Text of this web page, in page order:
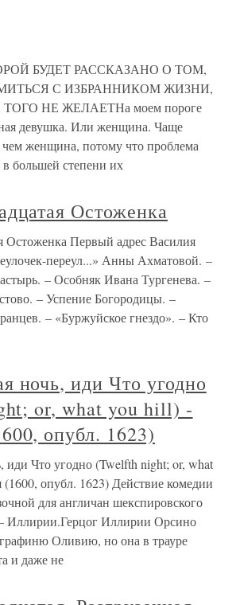
БУДЕТ РАССКАЗАНО О ТОМ,
С ИЗБРАННИКОМ ЖИЗНИ,
НЕ ЖЕЛАЕТНа моем пороге
девушка. Или женщина. Чаще
женщина, потому что проблема
большей степени их
Остоженка
Остоженка Первый адрес Василия
переул...» Анны Ахматовой. –
– Особняк Ивана Тургенева. –
– Успение Богородицы. –
– «Буржуйское гнездо». – Кто
ночь, иди Что угодно
or, what you hill) -
опубл. 1623)
иди Что угодно (Twelfth night; or, what
опубл. 1623) Действие комедии
для англичан шекспиров­ского
Иллирии.Герцог Иллирии Орсино
Оливию, но она в трауре
и даже не